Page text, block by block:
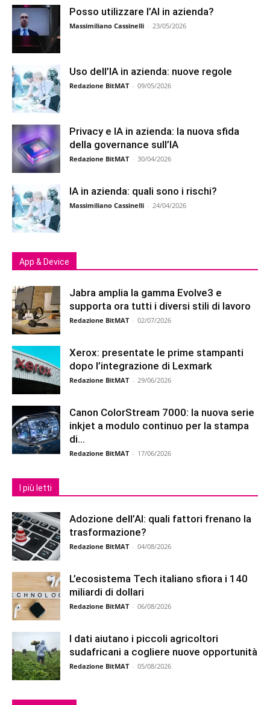
Posso utilizzare l’AI in azienda?
Massimiliano Cassinelli - 23/05/2026
Uso dell’IA in azienda: nuove regole
Redazione BitMAT - 09/05/2026
Privacy e IA in azienda: la nuova sfida
della governance sull’IA
Redazione BitMAT - 30/04/2026
IA in azienda: quali sono i rischi?
Massimiliano Cassinelli - 24/04/2026
App & Device
Jabra amplia la gamma Evolve3 e
supporta ora tutti i diversi stili di lavoro
Redazione BitMAT - 02/07/2026
Xerox: presentate le prime stampanti
dopo l’integrazione di Lexmark
Redazione BitMAT - 29/06/2026
Canon ColorStream 7000: la nuova serie
inkjet a modulo continuo per la stampa
di...
Redazione BitMAT - 17/06/2026
I più letti
Adozione dell’AI: quali fattori frenano la
trasformazione?
Redazione BitMAT - 04/08/2026
L’ecosistema Tech italiano sfiora i 140
miliardi di dollari
Redazione BitMAT - 06/08/2026
I dati aiutano i piccoli agricoltori
sudafricani a cogliere nuove opportunità
Redazione BitMAT - 05/08/2026